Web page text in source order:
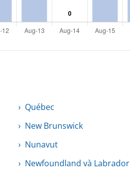
Québec
New Brunswick
Nunavut
Newfoundland và Labrador